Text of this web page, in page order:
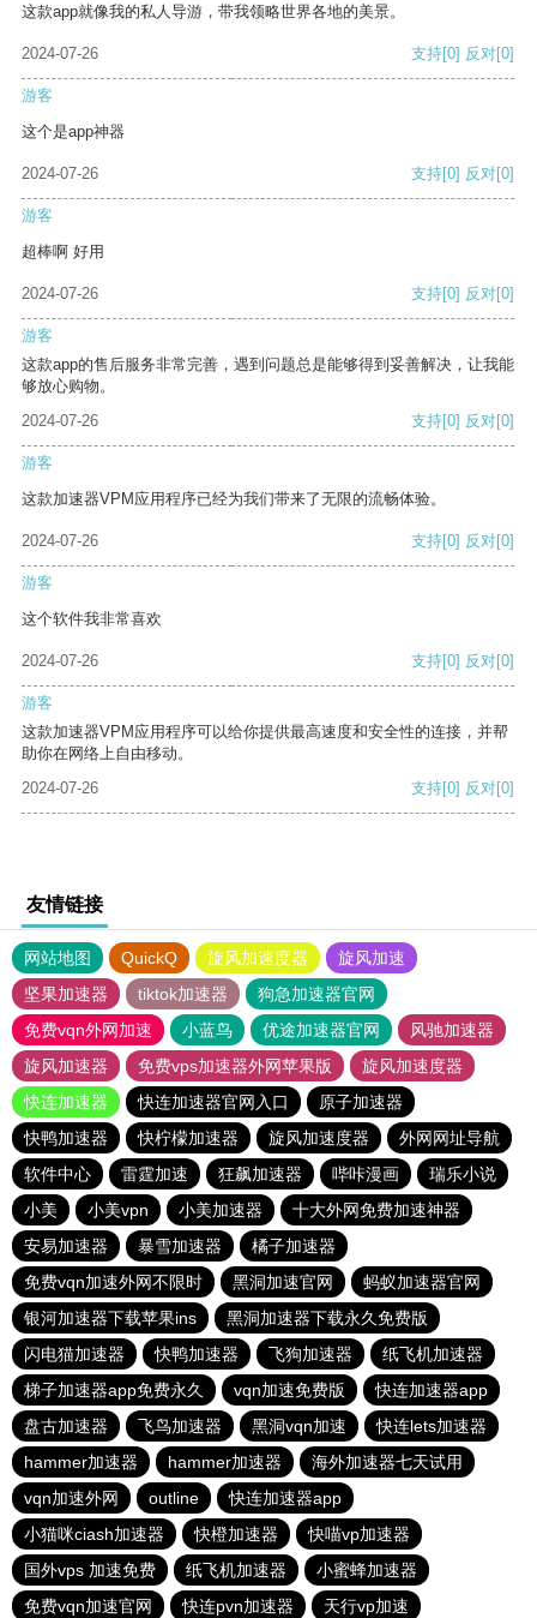
这款app就像我的私人导游，带我领略世界各地的美景。
2024-07-26 支持[0] 反对[0]
游客
这个是app神器
2024-07-26 支持[0] 反对[0]
游客
超棒啊 好用
2024-07-26 支持[0] 反对[0]
游客
这款app的售后服务非常完善，遇到问题总是能够得到妥善解决，让我能
够放心购物。
2024-07-26
支持[0] 反对[0]
游客
这款加速器VPM应用程序已经为我们带来了无限的流畅体验。
2024-07-26 支持[0] 反对[0]
游客
这个软件我非常喜欢
2024-07-26 支持[0] 反对[0]
游客
这款加速器VPM应用程序可以给你提供最高速度和安全性的连接，并帮
助你在网络上自由移动。
2024-07-26
支持[0] 反对[0]
友情链接
网站地图 QuickQ 旋风加速度器
旋风加速
坚果加速器
tiktok加速器
狗急加速器官网
免费vqn外网加速
小蓝鸟 优途加速器官网
风驰加速器
旋风加速器
免费vps加速器外网苹果版
旋风加速度器
快连加速器
快连加速器官网入口
原子加速器
快鸭加速器
快柠檬加速器 旋风加速度器
外网网址导航
软件中心
雷霆加速 狂飙加速器 哔咔漫画
瑞乐小说
小美
小美vpn 小美加速器
十大外网免费加速神器
安易加速器
暴雪加速器
橘子加速器
免费vqn加速外网不限时
黑洞加速官网
蚂蚁加速器官网
银河加速器下载苹果ins
黑洞加速器下载永久免费版
闪电猫加速器
快鸭加速器 飞狗加速器
纸飞机加速器
梯子加速器app免费永久
vqn加速免费版
快连加速器app
盘古加速器
飞鸟加速器 黑洞vqn加速
快连lets加速器
hammer加速器
hammer加速器
海外加速器七天试用
vqn加速外网
outline
快连加速器app
小猫咪ciash加速器
快橙加速器
快喵vp加速器
国外vps 加速免费
纸飞机加速器
小蜜蜂加速器
免费vqn加速官网
快连pvn加速器 天行vp加速